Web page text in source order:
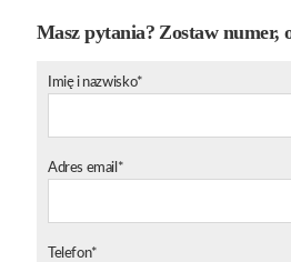
Masz pytania? Zostaw numer,
Imię i nazwisko*
Adres email*
Telefon*